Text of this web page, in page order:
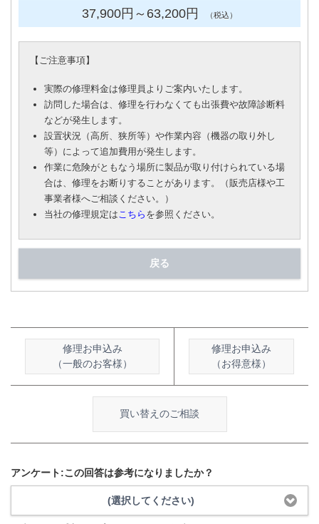
37,900円 ～63,200円 （税込）
【 ご注意事項】
実際の修理料金は修理員よりご案内いたします。
訪問した場合は、修理を行わなくても出張費や故障診断料
などが発生します。
設置状況（高所、狭所等）や作業内容（機器の取り外し
等）によって追加費用が発生します。
作業に危険がともなう場所に製品が取り付けられている場
合は、修理をお断りすることがあります。（販売店様や工
事業者様へご相談ください。）
当社の修理規定はこちら を参照ください。
戻る
修理お申込み
（一般のお客様）
修理お申込み
（お得意様）
買い替えのご相談
アンケート:この回答は参考になりましたか？
(選択してください)